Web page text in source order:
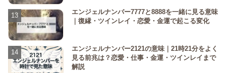
エンジェルナンバー7777と8888を一緒に見る意味
｜復縁・ツインレイ・恋愛・金運で起こる変化
エンジェルナンバー2121の意味｜21時21分をよく
見る前兆は？恋愛・仕事・金運・ツインレイまで
解説